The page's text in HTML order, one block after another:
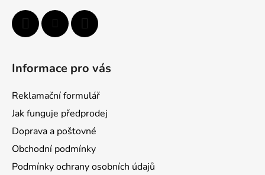
Informace pro vás
Reklamační formulář
Jak funguje předprodej
Doprava a poštovné
Obchodní podmínky
Podmínky ochrany osobních údajů